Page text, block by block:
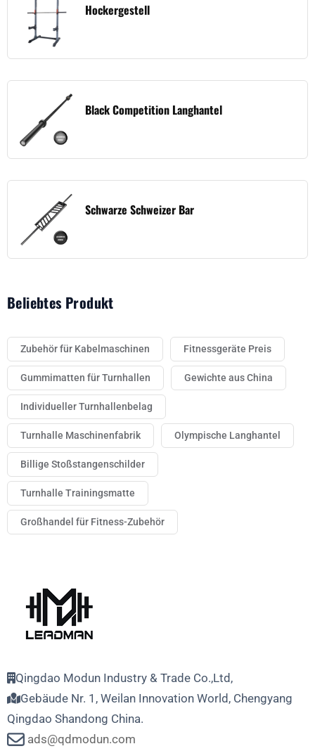
Hockergestell
Black Competition Langhantel
Schwarze Schweizer Bar
Beliebtes Produkt
Zubehör für Kabelmaschinen Fitnessgeräte Preis
Gummimatten für Turnhallen Gewichte aus China
Individueller Turnhallenbelag
Turnhalle Maschinenfabrik Olympische Langhantel
Billige Stoßstangenschilder
Turnhalle Trainingsmatte
Großhandel für Fitness-Zubehör
Qingdao Modun Industry & Trade Co.,Ltd,
Gebäude Nr. 1, Weilan Innovation World, Chengyang
Qingdao Shandong China.
ads@qdmodun.com